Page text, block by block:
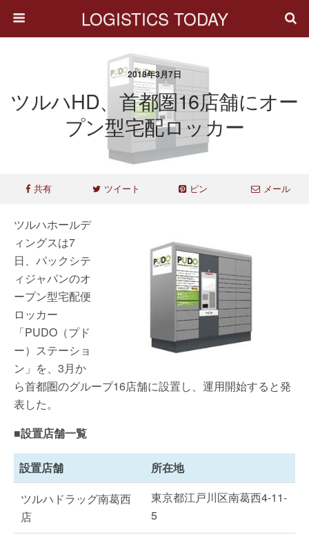
LOGISTICS TODAY
2018年3月7日
ツルハHD、首都圏16店舗にオー
プン型宅配ロッカー
共有 ツイート ピン メール
ツルハホールデ
ィングスは7
日、パックシテ
ィジャパンのオ
ープン型宅配便
ロッカー
「PUDO（プド
ー）ステーショ
ン」を、3月か
ら首都圏のグループ16店舗に設置し、運用開始すると発
表した。
■設置店舗一覧
設置店舗
所在地
ツルハドラッグ南葛西
店
東京都江戸川区南葛西4-11-
5